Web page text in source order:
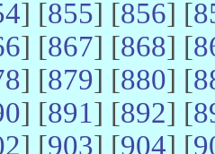
] [855] [856] [
] [867] [868] [
] [879] [880] [
] [891] [892] [
] [903] [904] [